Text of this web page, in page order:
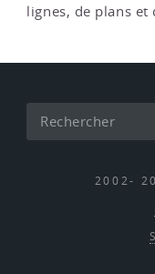
lignes, de plans et
2002-